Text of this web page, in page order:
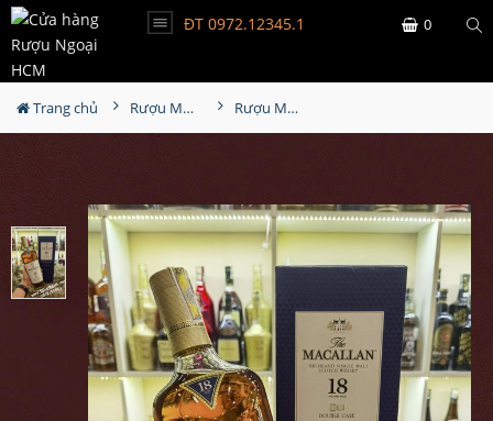
ĐT 0972.12345.1 0
Trang chủ Rượu Macallan Rượu Macallan 18 Double Cask